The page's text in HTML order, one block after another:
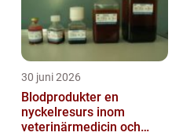
30 juni 2026
Blodprodukter en
nyckelresurs inom
veterinärmedicin och